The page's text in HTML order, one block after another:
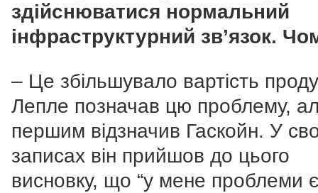
здійснюватися нормальний
інфраструктурний зв’язок.
– Це збільшувало вартість
Лепле позначав цю проблему,
першим відзначив Гаскойн. У
записах він прийшов до цього
висновку, що “у мене проблеми